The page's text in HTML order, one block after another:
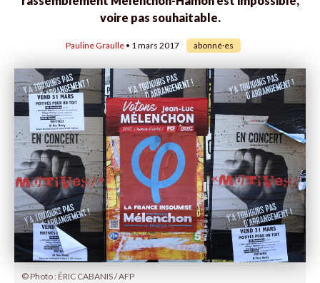
voire pas souhaitable.
Pauline Graulle • 1 mars 2017 abonné·es
© Photo : ÉRIC CABANIS / AFP